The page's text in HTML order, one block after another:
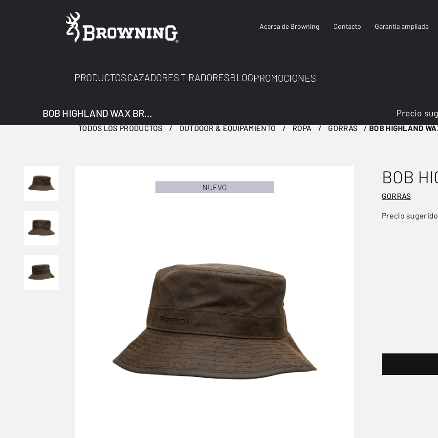
Acerca de Browning Contacto Garantía ampliada
PRODUCTOSCAZADORESTIRADORESBLOGPROMOCIONES
TODOS LOS PRODUCTOS OUTDOOR & EQUIPAMIENTO ROPA GORRAS BOB HIGHLAND
NUEVO
BOB
GORRAS
Precio
BOB HIGHLAND WAX BROWN 59 Precio